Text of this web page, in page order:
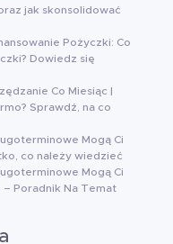
jak skonsolidować
Pożyczki: Co
Dowiedz się
Co Miesiąc |
Sprawdź, na co
Mogą Ci
co należy wiedzieć
Mogą Ci
Poradnik Na Temat